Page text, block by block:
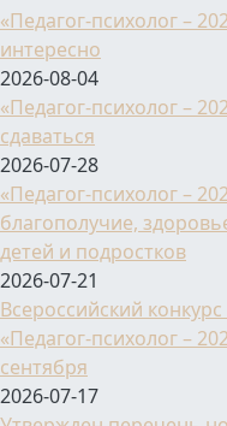
«Педагог-психолог –
интересно
2026-08-04
«Педагог-психолог –
сдаваться
2026-07-28
«Педагог-психолог –
благополучие,
детей и подростков
2026-07-21
Всероссийский
«Педагог-психолог –
сентября
2026-07-17